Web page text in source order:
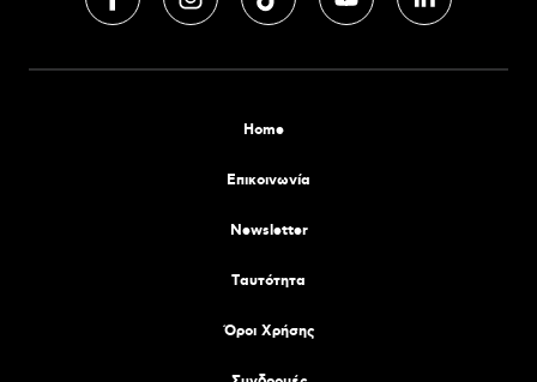
Home
Επικοινωνία
Newsletter
Tαυτότητα
Όροι Χρήσης